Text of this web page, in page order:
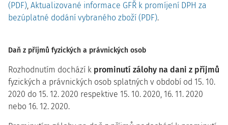
(PDF), Aktualizované informace GFŘ k promíjení DPH za
bezúplatné dodání vybraného zboží (PDF).
Daň z příjmů fyzických a právnických osob
Rozhodnutím dochází k prominutí zálohy na dani z příjmů
fyzických a právnických osob splatných v období od 15. 10.
2020 do 15. 12. 2020 respektive 15. 10. 2020, 16. 11. 2020
nebo 16. 12. 2020.